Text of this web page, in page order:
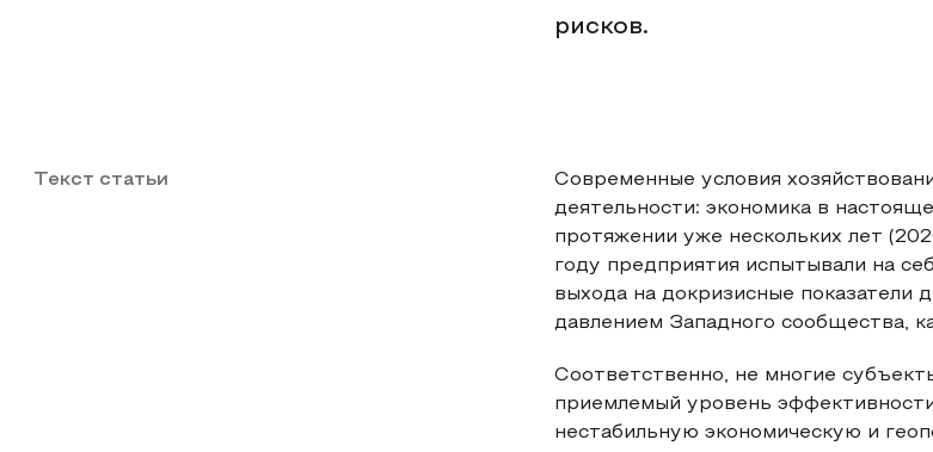
рисков.
Текст статьи
Современные условия
деятельности: экономика в
протяжении уже нескольких лет
году предприятия испытывали на
выхода на докризисные показатели
давлением Западного сообщества,
Соответственно, не многие
приемлемый уровень
нестабильную экономическую и